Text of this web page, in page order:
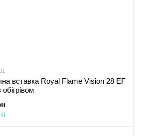
вставка Royal Flame Vision 28 EF